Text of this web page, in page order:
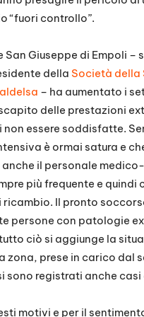
“fuori controllo”.
San Giuseppe di Empoli –
della Società della
– ha aumentato i
delle prestazioni
non essere soddisfatte.
è ormai satura e
il personale
più frequente e quindi
Il pronto
persone con patologie
ciò si aggiunge la
zona, prese in carico dal
sono registrati anche casi
motivi e per il